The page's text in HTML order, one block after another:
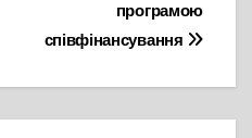
програмою
співфінансування